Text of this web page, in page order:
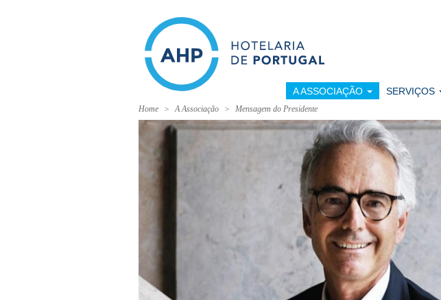
A ASSOCIAÇÃO SERVIÇOS
Home A Associação Mensagem do Presidente